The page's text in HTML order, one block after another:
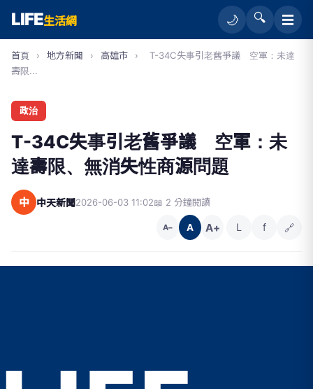
LIFE生活網 🌙 🔍 ☰
首頁 › 地方新聞 › 高雄市 ›
T-34C失事引老舊爭議 空軍：未達
壽限...
政治
T-34C失事引老舊爭議 空軍：未
達壽限、無消失性商源問題
中 中天新聞2026-06-03 11:02📖 2 分鐘閱讀
A− A A+ L f 🔗